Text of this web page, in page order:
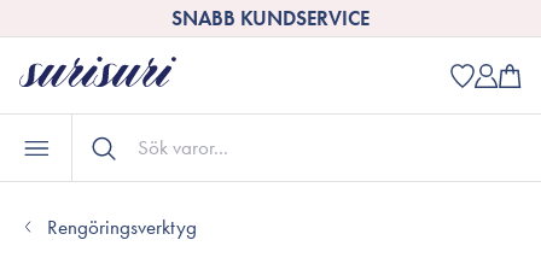
SNABB KUNDSERVICE
Rengöringsverktyg